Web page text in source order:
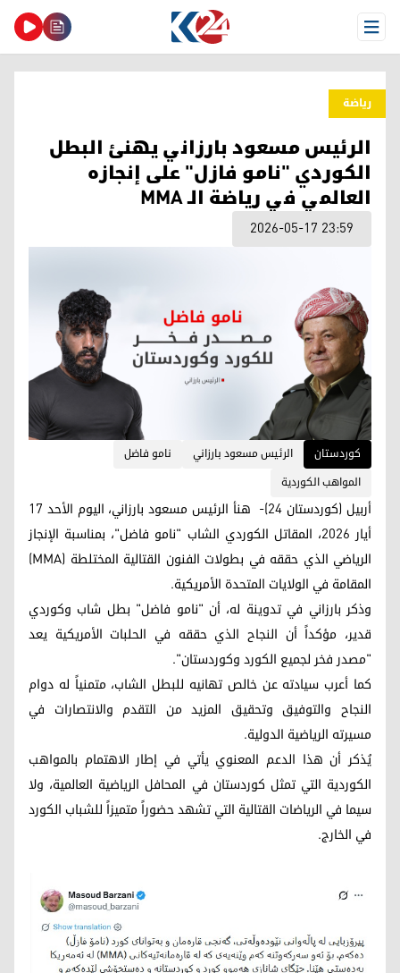
Open Menu
ریاضة
الرئيس مسعود بارزاني يهنئ البطل
الكوردي "نامو فازل" على إنجازه
العالمي في رياضة الـ MMA
2026-05-17 23:59
کوردستان الرئيس مسعود بارزاني
نامو فاضل
المواهب الكوردية
أربيل (كوردستان 24)- هنأ الرئيس مسعود بارزاني، اليوم الأحد 17
أيار 2026، المقاتل الكوردي الشاب "نامو فاضل"، بمناسبة الإنجاز
الرياضي الذي حققه في بطولات الفنون القتالية المختلطة (MMA)
المقامة في الولايات المتحدة الأمريكية.
وذكر بارزاني في تدوينة له، أن "نامو فاضل" بطل شاب وكوردي
قدير، مؤكداً أن النجاح الذي حققه في الحلبات الأمريكية يعد
"مصدر فخر لجميع الكورد وكوردستان".
كما أعرب سيادته عن خالص تهانيه للبطل الشاب، متمنياً له دوام
النجاح والتوفيق وتحقيق المزيد من التقدم والانتصارات في
مسيرته الرياضية الدولية.
يُذكر أن هذا الدعم المعنوي يأتي في إطار الاهتمام بالمواهب
الكوردية التي تمثل كوردستان في المحافل الرياضية العالمية، ولا
سيما في الرياضات القتالية التي تشهد حضوراً متميزاً للشباب الكورد
في الخارج.